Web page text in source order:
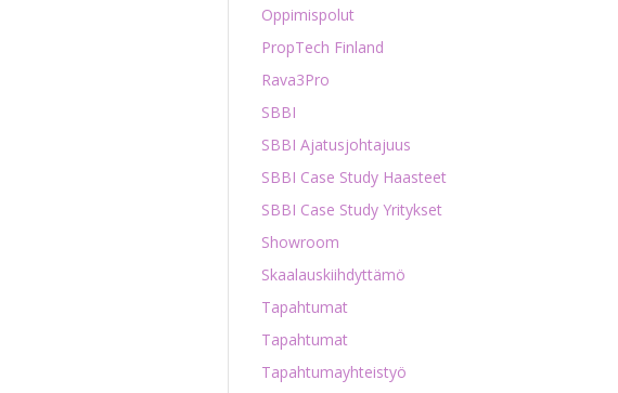
Oppimispolut
PropTech Finland
Rava3Pro
SBBI
SBBI Ajatusjohtajuus
SBBI Case Study Haasteet
SBBI Case Study Yritykset
Showroom
Skaalauskiihdyttämö
Tapahtumat
Tapahtumat
Tapahtumayhteistyö